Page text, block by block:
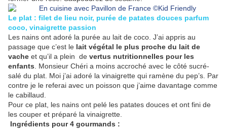
Le plat : filet de lieu noir, purée de patates douces parfum
coco, vinaigrette passion
Les nains ont adoré la purée au lait de coco. J’ai appris au
passage que c’est le lait végétal le plus proche du lait de
vache et qu’il a plein de vertus nutritionnelles pour les
enfants . Monsieur Chéri a moins accroché avec le côté sucré-
salé du plat. Moi j’ai adoré la vinaigrette qui ramène du pep’s. Par
contre je le referai avec un poisson que j’aime davantage comme
le cabillaud.
Pour ce plat, les nains ont pelé les patates douces et ont fini de
les couper et préparé la vinaigrette.
Ingrédients pour 4 gourmands :